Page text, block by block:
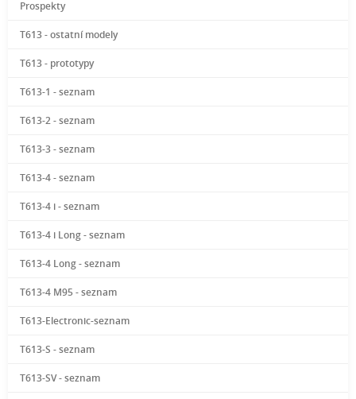
Prospekty
T613 - ostatní modely
T613 - prototypy
T613-1 - seznam
T613-2 - seznam
T613-3 - seznam
T613-4 - seznam
T613-4 i - seznam
T613-4 i Long - seznam
T613-4 Long - seznam
T613-4 M95 - seznam
T613-Electronic-seznam
T613-S - seznam
T613-SV - seznam